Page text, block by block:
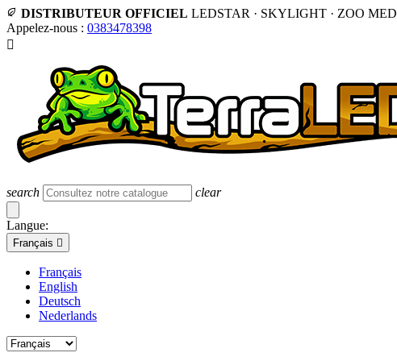
DISTRIBUTEUR OFFICIEL LEDSTAR · SKYLIGHT · ZOO MED
Appelez-nous : 0383478398

search clear
Langue:
Français 
Français
English
Deutsch
Nederlands